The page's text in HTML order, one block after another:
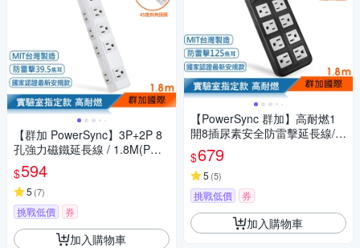
【群加 PowerSync】3P+2P 8
孔強力磁鐵延長線 / 1.8M(PWS
-EAMS1818)
$594
5 (7)
挑戰低價 券
加入購物車
【PowerSync 群加】高耐燃1
開8插尿素安全防雷擊延長線/黑
色/1.8m(TPS318TN0018)
$679
5 (5)
挑戰低價 券
加入購物車